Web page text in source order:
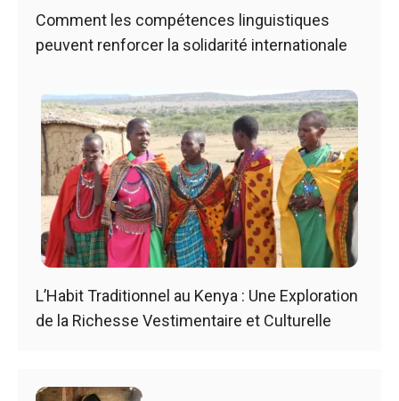
Comment les compétences linguistiques
peuvent renforcer la solidarité internationale
L’Habit Traditionnel au Kenya : Une Exploration
de la Richesse Vestimentaire et Culturelle